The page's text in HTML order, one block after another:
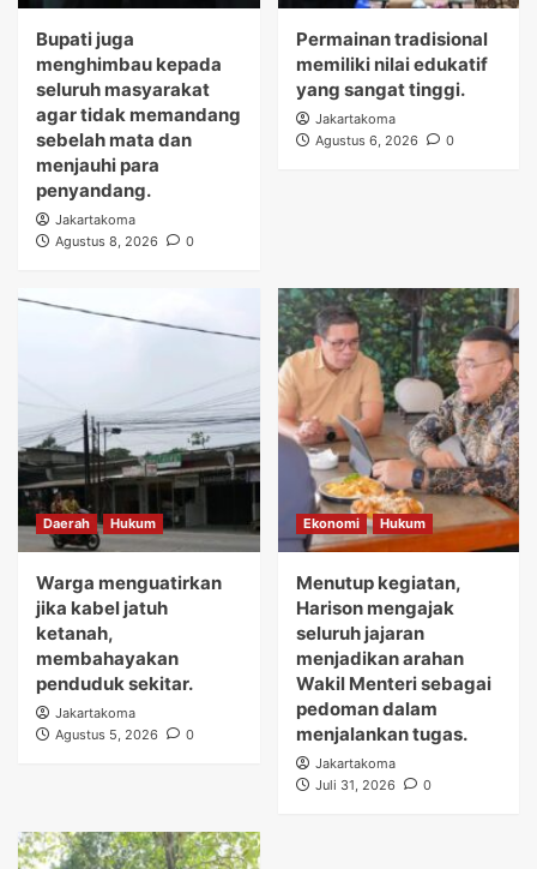
Bupati juga
menghimbau kepada
seluruh masyarakat
agar tidak memandang
sebelah mata dan
menjauhi para
penyandang.
Jakartakoma
Agustus 8, 2026
0
Permainan tradisional
memiliki nilai edukatif
yang sangat tinggi.
Jakartakoma
Agustus 6, 2026
0
Daerah Hukum
Warga menguatirkan
jika kabel jatuh
ketanah,
membahayakan
penduduk sekitar.
Jakartakoma
Agustus 5, 2026
0
Ekonomi Hukum
Menutup kegiatan,
Harison mengajak
seluruh jajaran
menjadikan arahan
Wakil Menteri sebagai
pedoman dalam
menjalankan tugas.
Jakartakoma
Juli 31, 2026
0